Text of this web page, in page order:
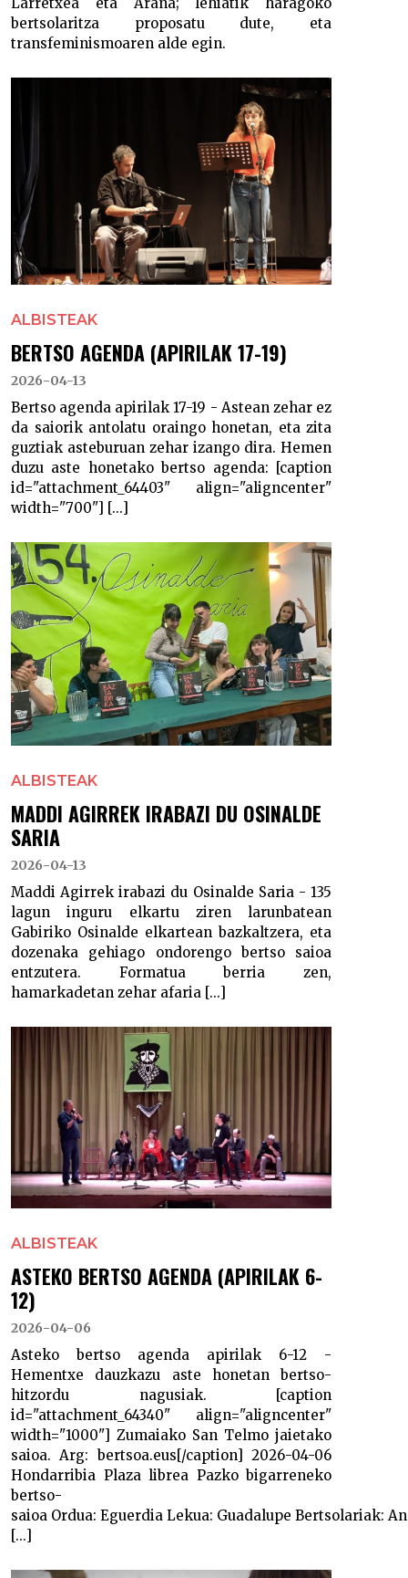
Larretxea eta Arana; lehiatik haragoko
bertsolaritza proposatu dute, eta
transfeminismoaren alde egin.
ALBISTEAK
BERTSO AGENDA (APIRILAK 17-19)
2026-04-13
Bertso agenda apirilak 17-19 - Astean zehar ez
da saiorik antolatu oraingo honetan, eta zita
guztiak asteburuan zehar izango dira. Hemen
duzu aste honetako bertso agenda: [caption
id="attachment_64403" align="aligncenter"
width="700"] [...]
ALBISTEAK
MADDI AGIRREK IRABAZI DU OSINALDE
SARIA
2026-04-13
Maddi Agirrek irabazi du Osinalde Saria - 135
lagun inguru elkartu ziren larunbatean
Gabiriko Osinalde elkartean bazkaltzera, eta
dozenaka gehiago ondorengo bertso saioa
entzutera. Formatua berria zen,
hamarkadetan zehar afaria [...]
ALBISTEAK
ASTEKO BERTSO AGENDA (APIRILAK 6-
12)
2026-04-06
Asteko bertso agenda apirilak 6-12 -
Hementxe dauzkazu aste honetan bertso-
hitzordu nagusiak. [caption
id="attachment_64340" align="aligncenter"
width="1000"] Zumaiako San Telmo jaietako
saioa. Arg: bertsoa.eus[/caption] 2026-04-06
Hondarribia Plaza librea Pazko bigarreneko
bertso-
saioa Ordua: Eguerdia Lekua: Guadalupe Bertsolariak:
[...]